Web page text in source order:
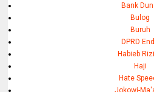
Bank
Bulog
Buruh
DPRD
Habieb
Haji
Hate
Jokowi-